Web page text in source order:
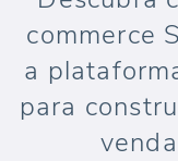
commerce
a
para